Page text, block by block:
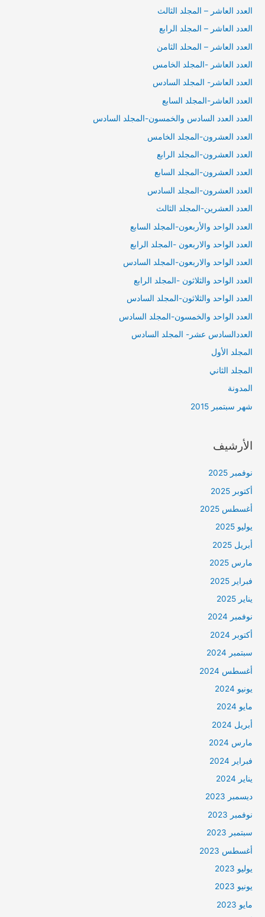
العدد العاشر – المجلد الثالث
العدد العاشر – المجلد الرابع
العدد العاشر – المحلد الثامن
العدد العاشر -المجلد الخامس
العدد العاشر- المجلد السادس
العدد العاشر-المجلد السابع
العدد العدد السادس والخمسون-المجلد السادس
العدد العشرون-المجلد الخامس
العدد العشرون-المجلد الرابع
العدد العشرون-المجلد السابع
العدد العشرون-المجلد السادس
العدد العشرين-المجلد الثالث
العدد الواحد والأربعون-المجلد السابع
العدد الواحد والاربعون -المجلد الرابع
العدد الواحد والاربعون-المجلد السادس
العدد الواحد والثلاثون -المجلد الرابع
العدد الواحد والثلاثون-المجلد السادس
العدد الواحد والخمسون-المجلد السادس
العددالسادس عشر- المجلد السادس
المجلد الأول
المجلد الثاني
المدونة
شهر سبتمبر 2015
الأرشيف
نوفمبر 2025
أكتوبر 2025
أغسطس 2025
يوليو 2025
أبريل 2025
مارس 2025
فبراير 2025
يناير 2025
نوفمبر 2024
أكتوبر 2024
سبتمبر 2024
أغسطس 2024
يونيو 2024
مايو 2024
أبريل 2024
مارس 2024
فبراير 2024
يناير 2024
ديسمبر 2023
نوفمبر 2023
سبتمبر 2023
أغسطس 2023
يوليو 2023
يونيو 2023
مايو 2023